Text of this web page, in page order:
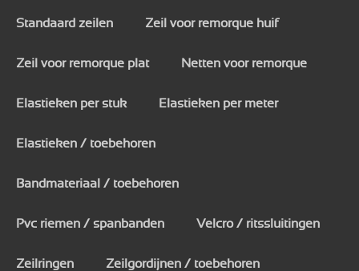
Standaard zeilen Zeil voor remorque huif
Zeil voor remorque plat Netten voor remorque
Elastieken per stuk Elastieken per meter
Elastieken / toebehoren
Bandmateriaal / toebehoren
Pvc riemen / spanbanden Velcro / ritssluitingen
Zeilringen Zeilgordijnen / toebehoren